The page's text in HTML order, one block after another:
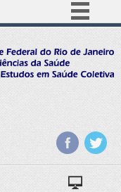
Comunica BR
Participe